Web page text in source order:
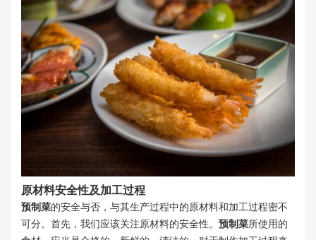
原材料安全性及加工过程
预制菜的安全与否，与其生产过程中的原材料和加工过程密不
可分。首先，我们应该关注原材料的安全性。 预制菜所使用的